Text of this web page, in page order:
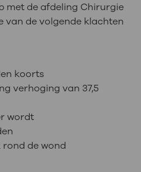
met de afdeling Chirurgie
van de volgende klachten
koorts
verhoging van 37,5
wordt
de wond